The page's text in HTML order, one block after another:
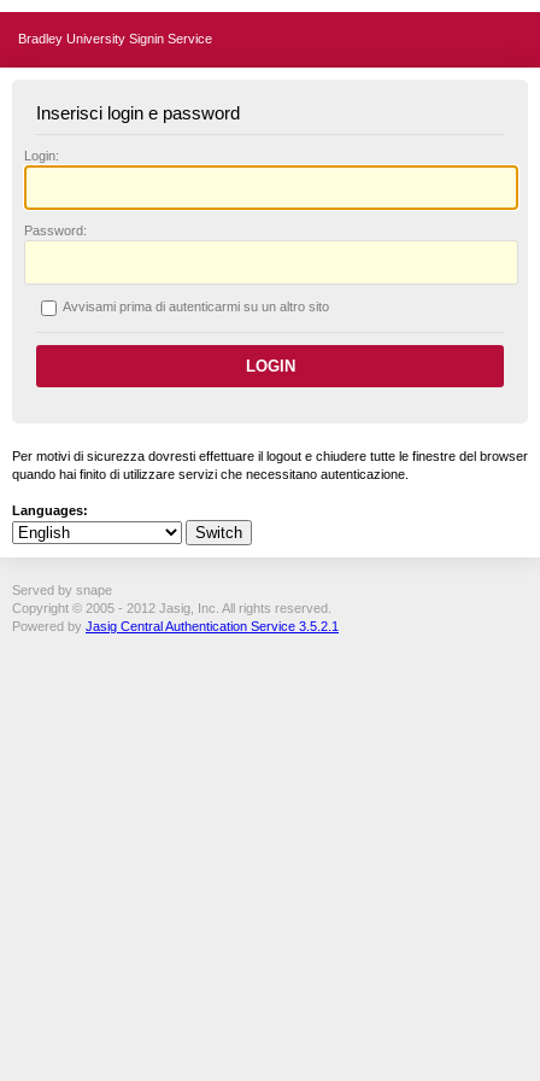
Bradley University Signin Service
Inserisci login e password
L ogin:
Password:
Avvisami prima di autenticarmi su un altro sito
Per motivi di sicurezza dovresti effettuare il logout e chiudere tutte le finestre del browser
quando hai finito di utilizzare servizi che necessitano autenticazione.
Languages:
Served by snape
Copyright © 2005 - 2012 Jasig, Inc. All rights reserved.
Powered by Jasig Central Authentication Service 3.5.2.1